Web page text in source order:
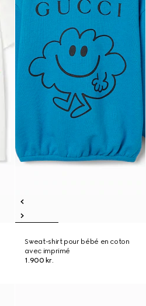
Sweat-shirt pour bébé en coton
avec imprimé
1.900 kr.